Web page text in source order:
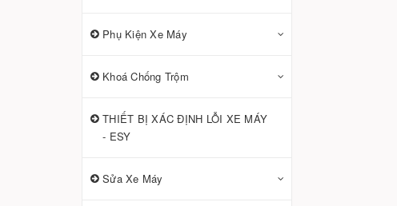
Phụ Kiện Xe Máy
Khoá Chống Trộm
THIẾT BỊ XÁC ĐỊNH LỖI XE MÁY
- ESY
Sửa Xe Máy